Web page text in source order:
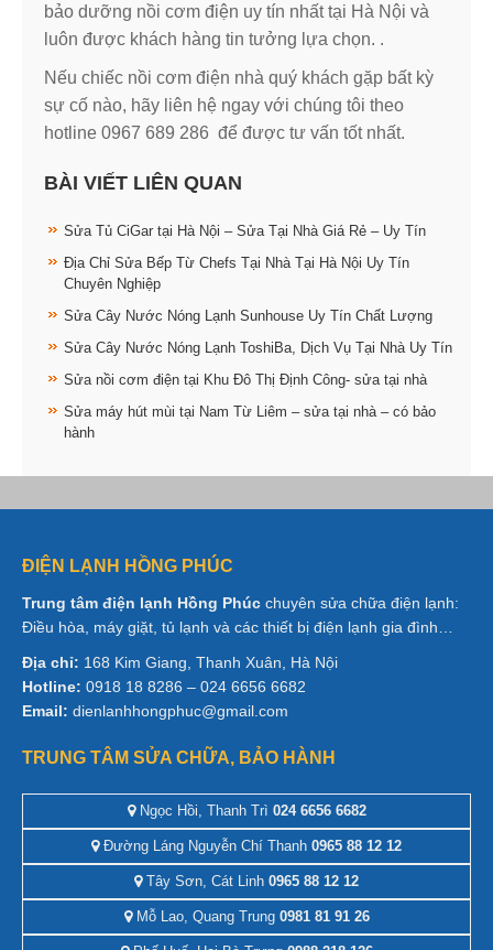
bảo dưỡng nồi cơm điện uy tín nhất tại Hà Nội và
luôn được khách hàng tin tưởng lựa chọn. .
Nếu chiếc nồi cơm điện nhà quý khách gặp bất kỳ
sự cố nào, hãy liên hệ ngay với chúng tôi theo
hotline 0967 689 286 để được tư vấn tốt nhất.
BÀI VIẾT LIÊN QUAN
Sửa Tủ CiGar tại Hà Nội – Sửa Tại Nhà Giá Rẻ – Uy Tín
Địa Chỉ Sửa Bếp Từ Chefs Tại Nhà Tại Hà Nội Uy Tín
Chuyên Nghiệp
Sửa Cây Nước Nóng Lạnh Sunhouse Uy Tín Chất Lượng
Sửa Cây Nước Nóng Lạnh ToshiBa, Dịch Vụ Tại Nhà Uy Tín
Sửa nồi cơm điện tại Khu Đô Thị Định Công- sửa tại nhà
Sửa máy hút mùi tại Nam Từ Liêm – sửa tại nhà – có bảo
hành
ĐIỆN LẠNH HỒNG PHÚC
Trung tâm điện lạnh Hồng Phúc chuyên sửa chữa điện lạnh:
Điều hòa, máy giặt, tủ lạnh và các thiết bị điện lạnh gia đình…
Địa chỉ: 168 Kim Giang, Thanh Xuân, Hà Nội
Hotline: 0918 18 8286 – 024 6656 6682
Email: dienlanhhongphuc@gmail.com
TRUNG TÂM SỬA CHỮA, BẢO HÀNH
Ngọc Hồi, Thanh Trì 024 6656 6682
Đường Láng Nguyễn Chí Thanh 0965 88 12 12
Tây Sơn, Cát Linh 0965 88 12 12
Mỗ Lao, Quang Trung0981 81 91 26